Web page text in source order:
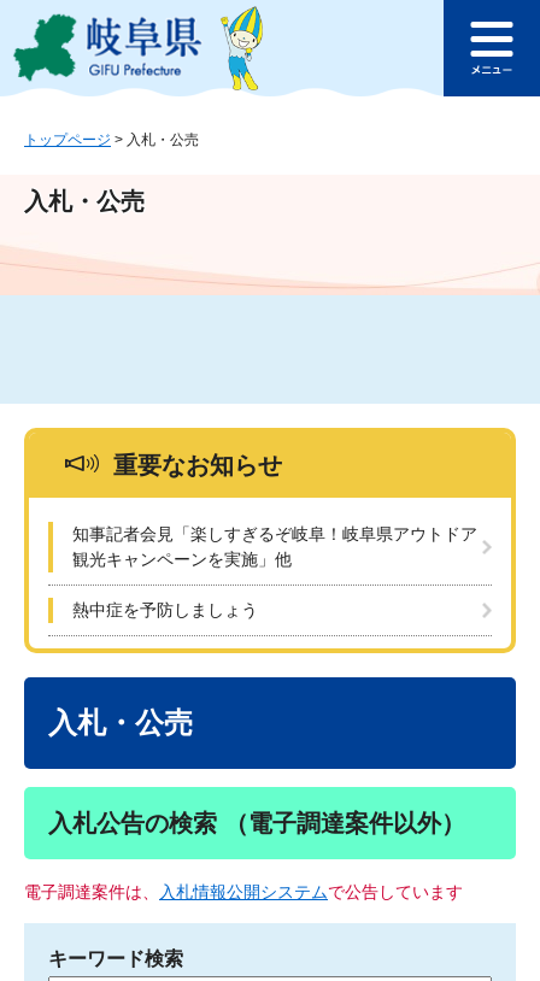
ジ
ュ
文
このページの本文へ
ュ
トップページ > 入札・公売
入札・公売
重要なお知らせ
知事記者会見「楽しすぎるぞ岐阜！岐阜県アウトドア
観光キャンペーンを実施」他
熱中症を予防しましょう
入札・公売
入札公告の検索 （電子調達案件以外）
電子調達案件は、 入札情報公開システムで公告しています
キーワード検索